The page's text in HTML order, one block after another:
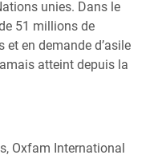
unies. Dans le
51 millions de
et en demande d’asile
atteint depuis la
Oxfam International